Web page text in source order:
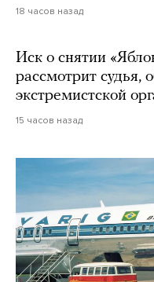
18 часов назад
Иск о снятии
рассмотрит
экстремистской
15 часов назад